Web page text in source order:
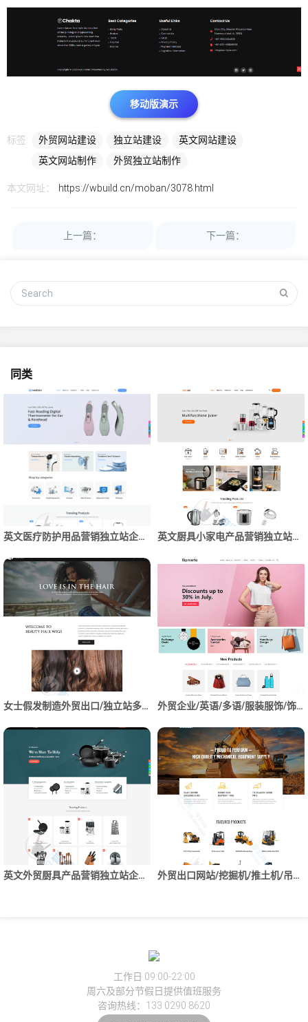
移动版演示
标签: 外贸网站建设 独立站建设
英文网站建设
英文网站制作
外贸独立站制作
本文网址： https://wbuild.cn/moban/3078.html
上一篇： 下一篇：
同类
英文医疗防护用品营销独立站企业网站制作开发建设 英文厨具小家电产品营销独立站企业网站制作开发建设
女士假发制造外贸出口/独立站多语网站制作建设 外贸企业/英语/多语/服装服饰/饰品设计网站建设开发
英文外贸厨具产品营销独立站企业网站制作建设开发 外贸出口网站/挖掘机/推土机/吊车/叉车/工程机械设备/配件
工作日 09:00-22:00
周六及部分节假日提供值班服务
咨询热线：133 0290 8620